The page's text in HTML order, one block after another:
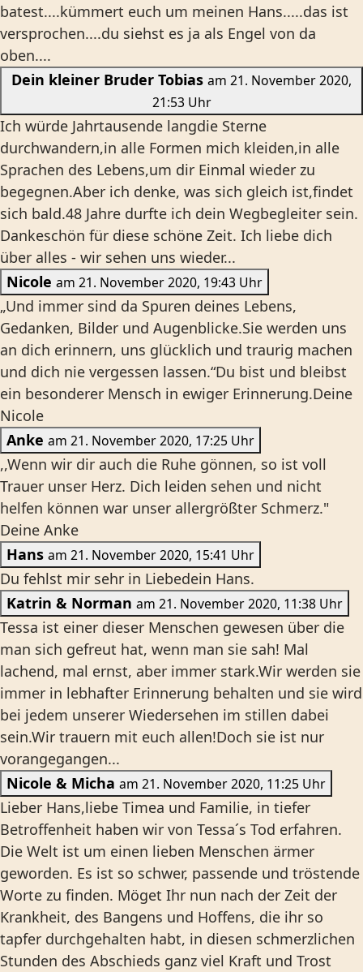
batest....kümmert euch um meinen Hans.....das ist
versprochen....du siehst es ja als Engel von da
oben....
Dein kleiner Bruder Tobias am 21. November 2020,
21:53 Uhr
Ich würde Jahrtausende langdie Sterne
durchwandern,in alle Formen mich kleiden,in alle
Sprachen des Lebens,um dir Einmal wieder zu
begegnen.Aber ich denke, was sich gleich ist,findet
sich bald.48 Jahre durfte ich dein Wegbegleiter sein.
Dankeschön für diese schöne Zeit. Ich liebe dich
über alles - wir sehen uns wieder...
Nicole
am 21. November 2020, 19:43 Uhr
„Und immer sind da Spuren deines Lebens,
Gedanken, Bilder und Augenblicke.Sie werden uns
an dich erinnern, uns glücklich und traurig machen
und dich nie vergessen lassen.“Du bist und bleibst
ein besonderer Mensch in ewiger Erinnerung.Deine
Nicole
Anke
am 21. November 2020, 17:25 Uhr
,,Wenn wir dir auch die Ruhe gönnen, so ist voll
Trauer unser Herz. Dich leiden sehen und nicht
helfen können war unser allergrößter Schmerz."
Deine Anke
Hans
am 21. November 2020, 15:41 Uhr
Du fehlst mir sehr in Liebedein Hans.
Katrin & Norman
am 21. November 2020, 11:38 Uhr
Tessa ist einer dieser Menschen gewesen über die
man sich gefreut hat, wenn man sie sah! Mal
lachend, mal ernst, aber immer stark.Wir werden sie
immer in lebhafter Erinnerung behalten und sie wird
bei jedem unserer Wiedersehen im stillen dabei
sein.Wir trauern mit euch allen!Doch sie ist nur
vorangegangen...
Nicole & Micha
am 21. November 2020, 11:25 Uhr
Lieber Hans,liebe Timea und Familie, in tiefer
Betroffenheit haben wir von Tessa´s Tod erfahren.
Die Welt ist um einen lieben Menschen ärmer
geworden. Es ist so schwer, passende und tröstende
Worte zu finden. Möget Ihr nun nach der Zeit der
Krankheit, des Bangens und Hoffens, die ihr so
tapfer durchgehalten habt, in diesen schmerzlichen
Stunden des Abschieds ganz viel Kraft und Trost